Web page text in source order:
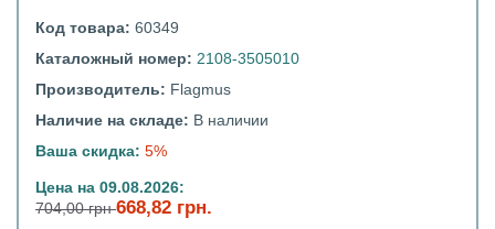
Код товара: 60349
Каталожный номер: 2108-3505010
Производитель: Flagmus
Наличие на складе: В наличии
Ваша скидка: 5%
Цена на 09.08.2026:
704,00 грн668,82 грн.